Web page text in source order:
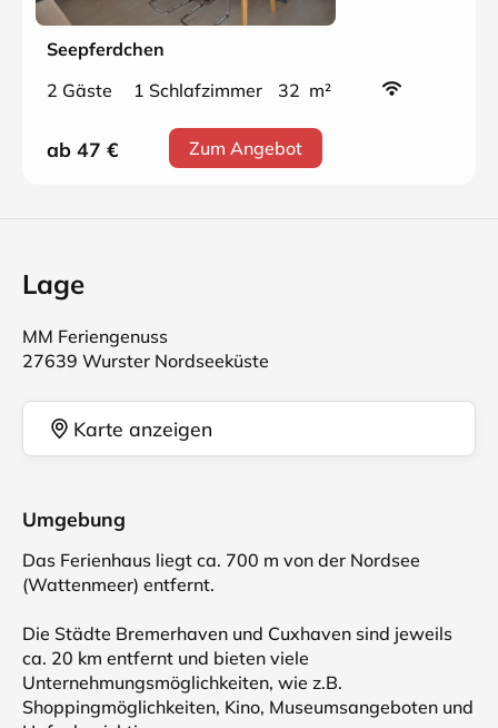
Seepferdchen
2 Gäste
1 Schlafzimmer 32 m²
ab 47 € Zum Angebot
Lage
MM Feriengenuss
27639 Wurster Nordseeküste
Karte anzeigen
Umgebung
Das Ferienhaus liegt ca. 700 m von der Nordsee
(Wattenmeer) entfernt.
Die Städte Bremerhaven und Cuxhaven sind jeweils
ca. 20 km entfernt und bieten viele
Unternehmungsmöglichkeiten, wie z.B.
Shoppingmöglichkeiten, Kino, Museumsangeboten und